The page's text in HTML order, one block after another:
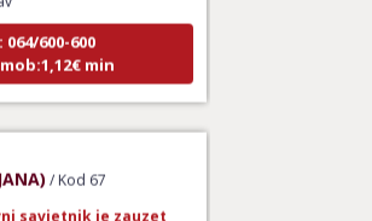
600-600
min